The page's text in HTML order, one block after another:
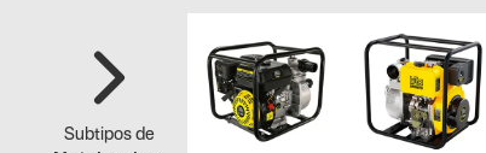
Subtipos de